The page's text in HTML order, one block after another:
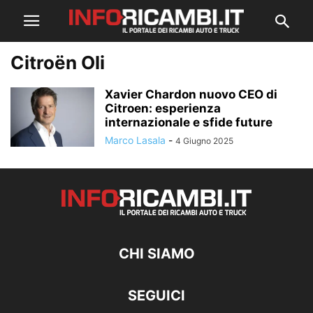
Citroën Oli
Xavier Chardon nuovo CEO di
Citroen: esperienza
internazionale e sfide future
Marco Lasala - 4 Giugno 2025
CHI SIAMO
SEGUICI